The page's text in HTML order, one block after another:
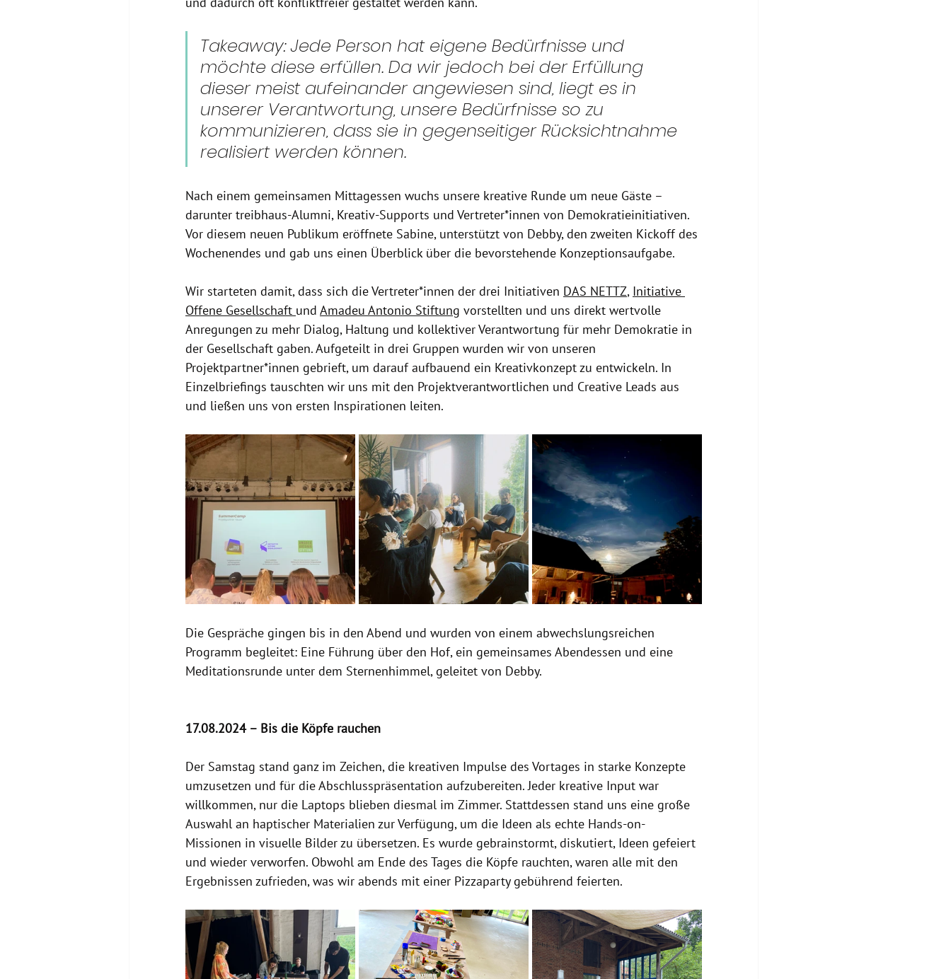
Takeaway: Jede Person hat eigene Bedürfnisse und
möchte diese erfüllen. Da wir jedoch bei der Erfüllung
dieser meist aufeinander angewiesen sind, liegt es in
unserer Verantwortung, unsere Bedürfnisse so zu
kommunizieren, dass sie in gegenseitiger Rücksichtnahme
realisiert werden können.
Nach einem gemeinsamen Mittagessen wuchs unsere kreative Runde um neue Gäste –
darunter treibhaus-Alumni, Kreativ-Supports und Vertreter*innen von Demokratieinitiativen.
Vor diesem neuen Publikum eröffnete Sabine, unterstützt von Debby, den zweiten Kickoff des
Wochenendes und gab uns einen Überblick über die bevorstehende Konzeptionsaufgabe.
Wir starteten damit, dass sich die Vertreter*innen der drei Initiativen DAS NETTZ, Initiative
Offene Gesellschaft und Amadeu Antonio Stiftung vorstellten und uns direkt wertvolle
Anregungen zu mehr Dialog, Haltung und kollektiver Verantwortung für mehr Demokratie in
der Gesellschaft gaben. Aufgeteilt in drei Gruppen wurden wir von unseren
Projektpartner*innen gebrieft, um darauf aufbauend ein Kreativkonzept zu entwickeln. In
Einzelbriefings tauschten wir uns mit den Projektverantwortlichen und Creative Leads aus
und ließen uns von ersten Inspirationen leiten.
Die Gespräche gingen bis in den Abend und wurden von einem abwechslungsreichen
Programm begleitet: Eine Führung über den Hof, ein gemeinsames Abendessen und eine
Meditationsrunde unter dem Sternenhimmel, geleitet von Debby.
17.08.2024 – Bis die Köpfe rauchen
Der Samstag stand ganz im Zeichen, die kreativen Impulse des Vortages in starke Konzepte
umzusetzen und für die Abschlusspräsentation aufzubereiten. Jeder kreative Input war
willkommen, nur die Laptops blieben diesmal im Zimmer. Stattdessen stand uns eine große
Auswahl an haptischer Materialien zur Verfügung, um die Ideen als echte Hands-on-
Missionen in visuelle Bilder zu übersetzen. Es wurde gebrainstormt, diskutiert, Ideen gefeiert
und wieder verworfen. Obwohl am Ende des Tages die Köpfe rauchten, waren alle mit den
Ergebnissen zufrieden, was wir abends mit einer Pizzaparty gebührend feierten.